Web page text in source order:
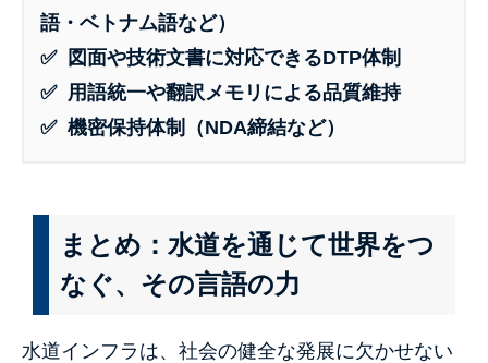
語・ベトナム語など）
✅ 図面や技術文書に対応できるDTP体制
✅ 用語統一や翻訳メモリによる品質維持
✅ 機密保持体制（NDA締結など）
まとめ：水道を通じて世界をつ
なぐ、その言語の力
水道インフラは、社会の健全な発展に欠かせない